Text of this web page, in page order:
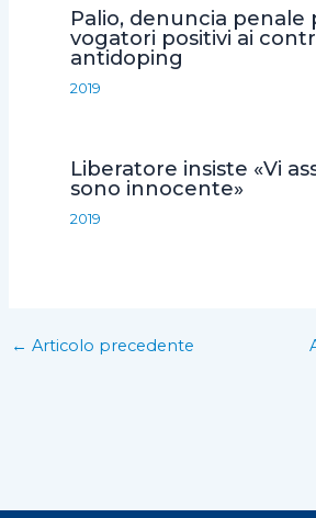
Palio, denuncia penale
vogatori positivi ai
antidoping
2019
Liberatore insiste «Vi
sono innocente»
2019
← Articolo precedente